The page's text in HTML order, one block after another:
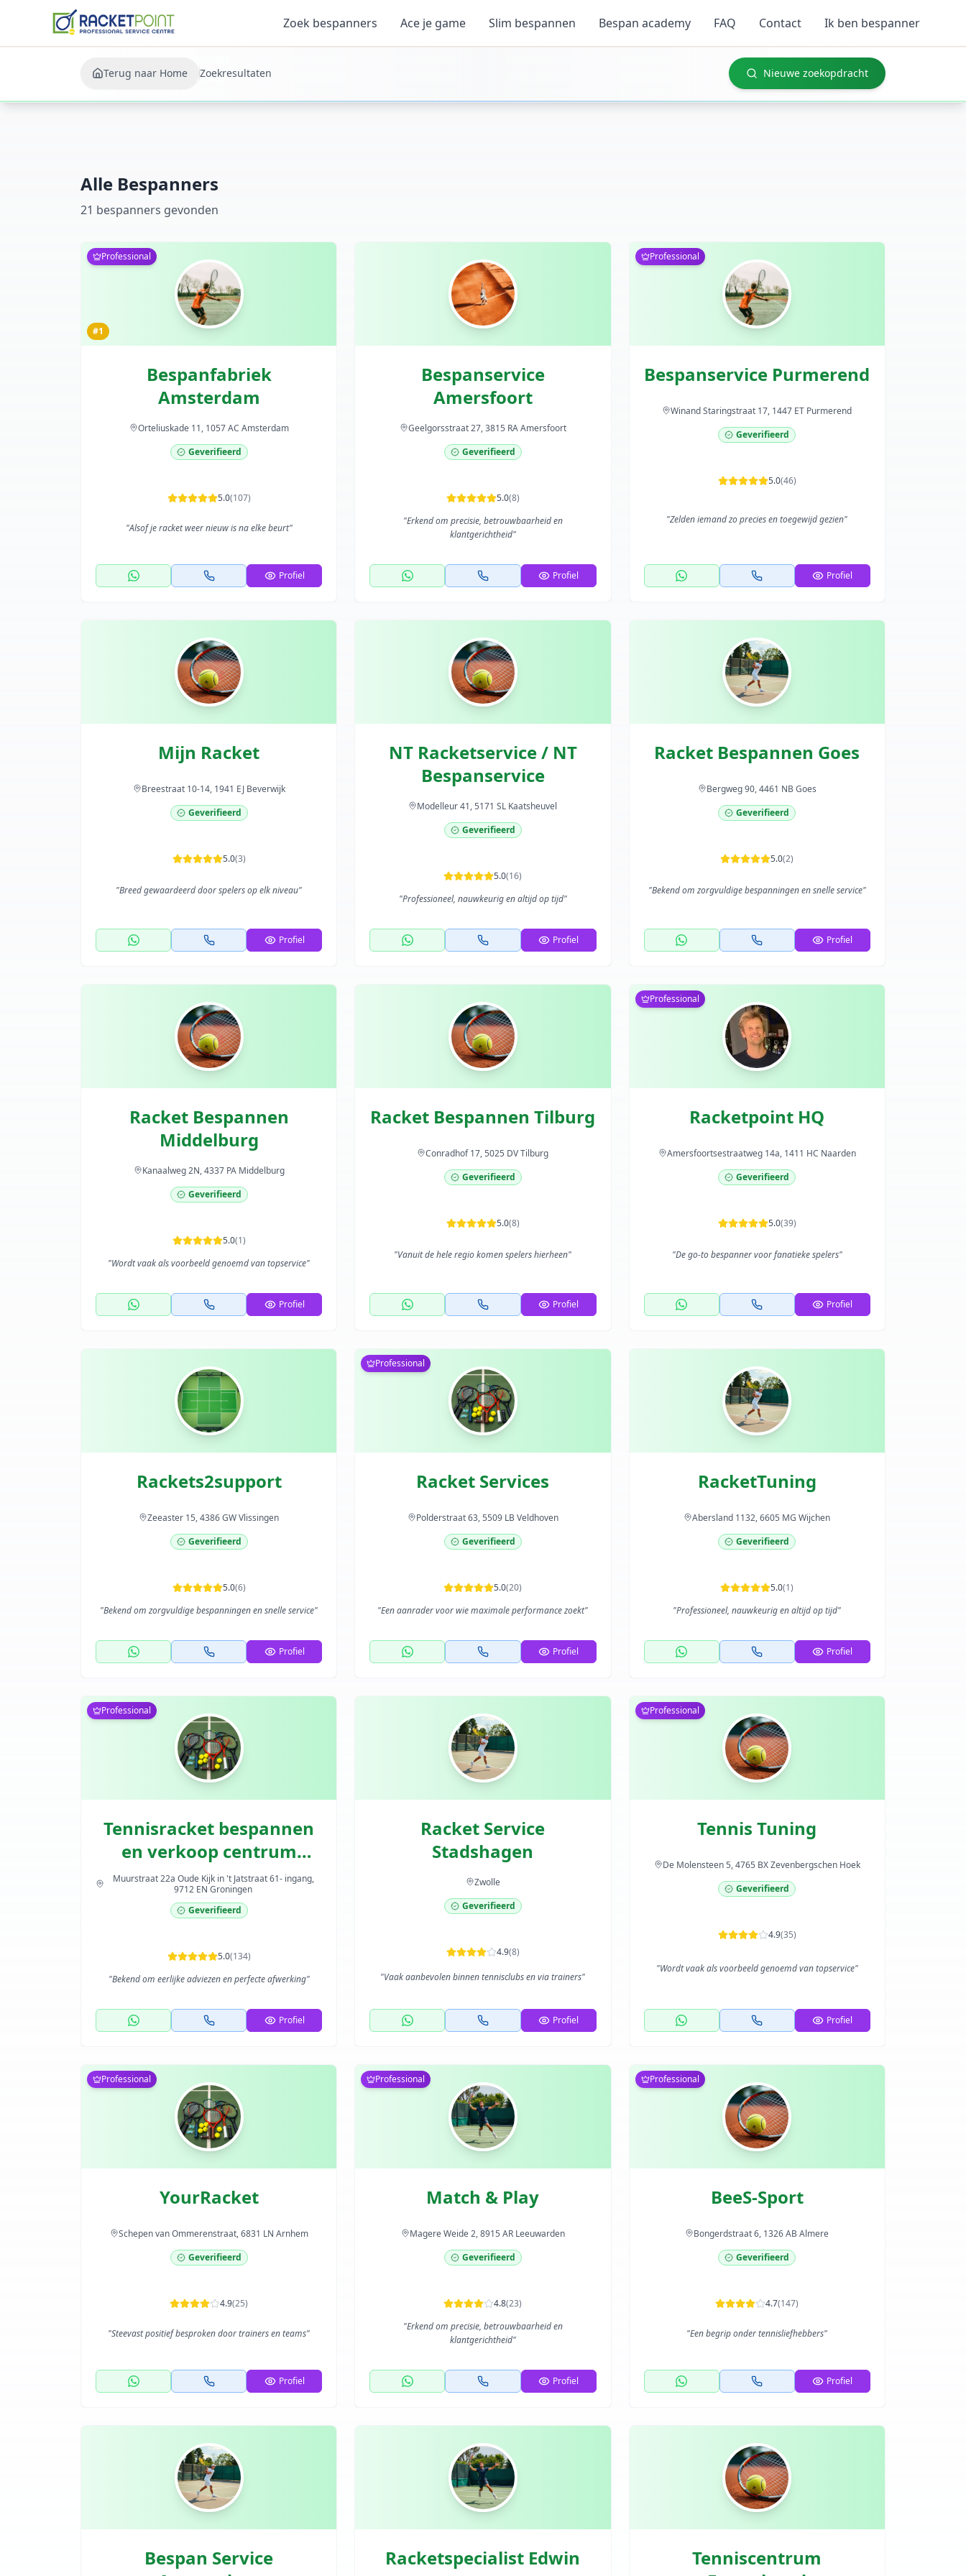
Zoek bespanners Ace je game Slim bespannen Bespan academy FAQ Contact Ik ben bespanner
Terug naar Home Zoekresultaten Nieuwe zoekopdracht
Alle Bespanners
21 bespanners gevonden
Professional
#1
Bespanfabriek
Amsterdam
Orteliuskade 11, 1057 AC Amsterdam
Geverifieerd
5.0(107)
"Alsof je racket weer nieuw is na elke beurt"
Profiel
Bespanservice
Amersfoort
Geelgorsstraat 27, 3815 RA Amersfoort
Geverifieerd
5.0(8)
"Erkend om precisie, betrouwbaarheid en
klantgerichtheid"
Profiel
Professional
Bespanservice Purmerend
Winand Staringstraat 17, 1447 ET Purmerend
Geverifieerd
5.0(46)
"Zelden iemand zo precies en toegewijd gezien"
Profiel
Mijn Racket
Breestraat 10-14, 1941 EJ Beverwijk
Geverifieerd
5.0(3)
"Breed gewaardeerd door spelers op elk niveau"
Profiel
NT Racketservice / NT
Bespanservice
Modelleur 41, 5171 SL Kaatsheuvel
Geverifieerd
5.0(16)
"Professioneel, nauwkeurig en altijd op tijd"
Profiel
Racket Bespannen Goes
Bergweg 90, 4461 NB Goes
Geverifieerd
5.0(2)
"Bekend om zorgvuldige bespanningen en snelle service"
Profiel
Racket Bespannen
Middelburg
Kanaalweg 2N, 4337 PA Middelburg
Geverifieerd
5.0(1)
"Wordt vaak als voorbeeld genoemd van topservice"
Profiel
Racket Bespannen Tilburg
Conradhof 17, 5025 DV Tilburg
Geverifieerd
5.0(8)
"Vanuit de hele regio komen spelers hierheen"
Profiel
Professional
Racketpoint HQ
Amersfoortsestraatweg 14a, 1411 HC Naarden
Geverifieerd
5.0(39)
"De go-to bespanner voor fanatieke spelers"
Profiel
Rackets2support
Zeeaster 15, 4386 GW Vlissingen
Geverifieerd
5.0(6)
"Bekend om zorgvuldige bespanningen en snelle service"
Profiel
Professional
Racket Services
Polderstraat 63, 5509 LB Veldhoven
Geverifieerd
5.0(20)
"Een aanrader voor wie maximale performance zoekt"
Profiel
RacketTuning
Abersland 1132, 6605 MG Wijchen
Geverifieerd
5.0(1)
"Professioneel, nauwkeurig en altijd op tijd"
Profiel
Professional
Tennisracket bespannen
en verkoop centrum
Groningen-stad | AA
Sports
Muurstraat 22a Oude Kijk in 't Jatstraat 61- ingang,
9712 EN Groningen
Geverifieerd
5.0(134)
"Bekend om eerlijke adviezen en perfecte afwerking"
Profiel
Racket Service
Stadshagen
Zwolle
Geverifieerd
4.9(8)
"Vaak aanbevolen binnen tennisclubs en via trainers"
Profiel
Professional
Tennis Tuning
De Molensteen 5, 4765 BX Zevenbergschen Hoek
Geverifieerd
4.9(35)
"Wordt vaak als voorbeeld genoemd van topservice"
Profiel
Professional
YourRacket
Schepen van Ommerenstraat, 6831 LN Arnhem
Geverifieerd
4.9(25)
"Steevast positief besproken door trainers en teams"
Profiel
Professional
Match & Play
Magere Weide 2, 8915 AR Leeuwarden
Geverifieerd
4.8(23)
"Erkend om precisie, betrouwbaarheid en
klantgerichtheid"
Profiel
Professional
BeeS-Sport
Bongerdstraat 6, 1326 AB Almere
Geverifieerd
4.7(147)
"Een begrip onder tennisliefhebbers"
Profiel
Bespan Service
Racketspecialist Edwin
Tenniscentrum